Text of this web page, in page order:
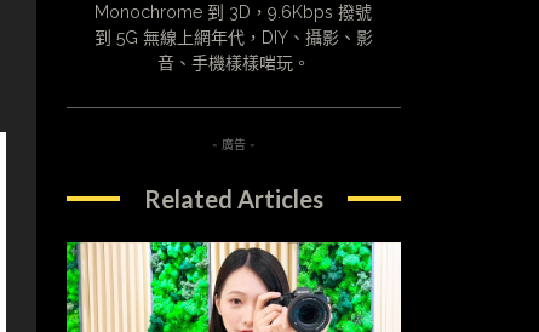
Monochrome 到 3D，9.6Kbps 撥號
到 5G 無線上網年代，DIY、攝影、影
音、手機樣樣啱玩。
- 廣告 -
Related Articles